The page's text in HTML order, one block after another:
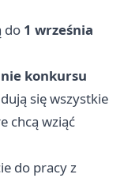
do 1 września
konkursu
się wszystkie
chcą wziąć
do pracy z